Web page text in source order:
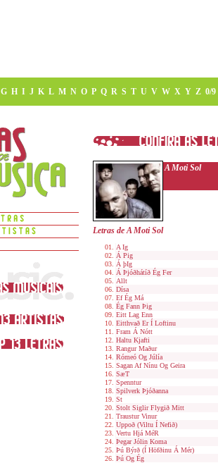
G H I J K L M N O P Q R S T U V W X Y Z 0/9
A Moti Sol
Letras de A Moti Sol
A Ig
Á Pig
Á þIg
Á Þjóðhátíð Ég Fer
Allt
Dísa
Ef Ég Má
Ég Fann Þig
Eitt Lag Enn
Eitthvað Er Í Loftinu
Fram Á Nótt
Haltu Kjafti
Rangur Maður
Rómeó Og Júlía
Sagan Af Nínu Og Geira
SæT
Spenntur
Spilverk Þjóðanna
St
Stolt Siglir Flygið Mitt
Traustur Vinur
Uppoð (Viltu Í Nefið)
Vertu Hjá MéR
Þegar Jólin Koma
Þú Býrð (Í Höfðinu Á Mér)
Þú Og Ég